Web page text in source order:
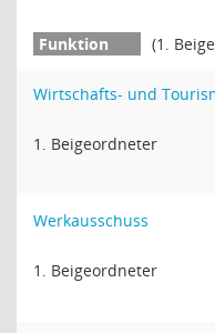
(1.
Wirtschafts- und
1. Beigeordneter
Werkausschuss
1. Beigeordneter